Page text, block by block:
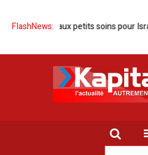
FlashNews:aux petits soins pour Israël